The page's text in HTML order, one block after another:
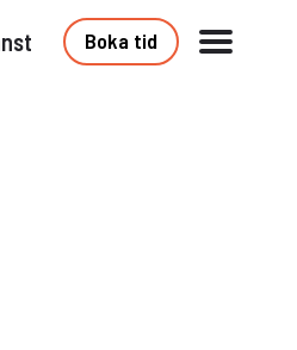
Boka tid